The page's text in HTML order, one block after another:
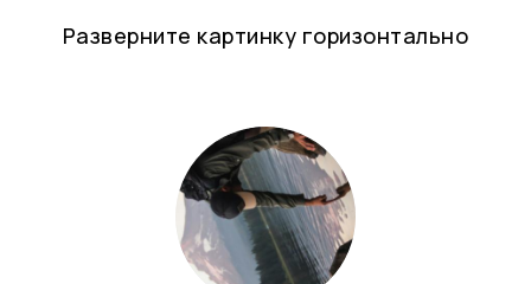
Разверните картинку горизонтально